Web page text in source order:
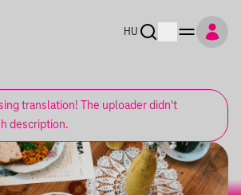
HU
translation! The uploader didn't
description.